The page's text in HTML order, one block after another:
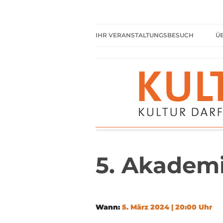
IHR VERANSTALTUNGSBESUCH
HIER HABEN SIE IMMER
FREIEN EINTRITT
SHARED READING
REGELN FÜR KULTURPARKETT
5.
Wann: 5. März 2024 | 20:00 Uhr